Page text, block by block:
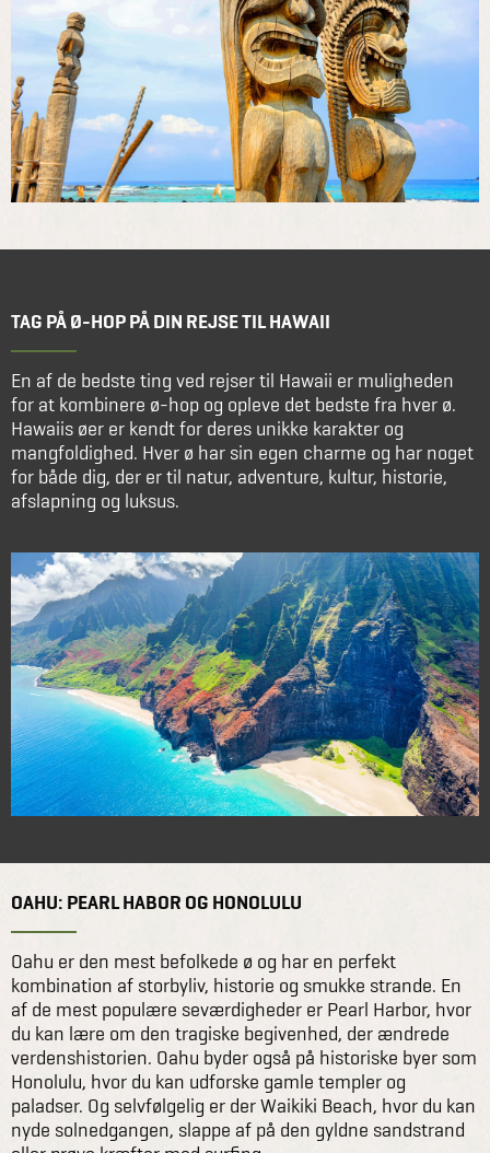
TAG PÅ Ø-HOP PÅ DIN REJSE TIL HAWAII
En af de bedste ting ved rejser til Hawaii er muligheden
for at kombinere ø-hop og opleve det bedste fra hver ø.
Hawaiis øer er kendt for deres unikke karakter og
mangfoldighed. Hver ø har sin egen charme og har noget
for både dig, der er til natur, adventure, kultur, historie,
afslapning og luksus.
OAHU: PEARL HABOR OG HONOLULU
Oahu er den mest befolkede ø og har en perfekt
kombination af storbyliv, historie og smukke strande. En
af de mest populære seværdigheder er Pearl Harbor, hvor
du kan lære om den tragiske begivenhed, der ændrede
verdenshistorien. Oahu byder også på historiske byer som
Honolulu, hvor du kan udforske gamle templer og
paladser. Og selvfølgelig er der Waikiki Beach, hvor du kan
nyde solnedgangen, slappe af på den gyldne sandstrand